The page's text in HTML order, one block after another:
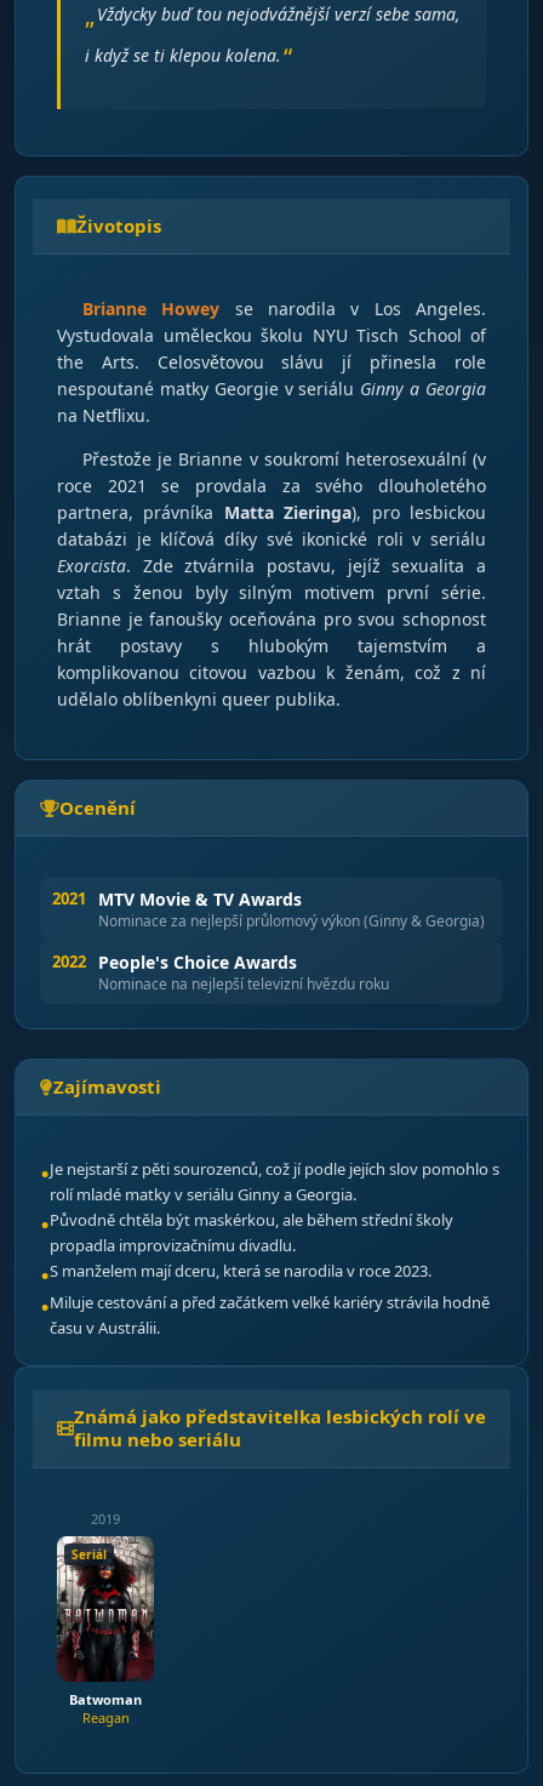
Vždycky buď tou nejodvážnější verzí sebe sama,
i když se ti klepou kolena.
Životopis
Brianne Howey se narodila v Los Angeles.
Vystudovala uměleckou školu NYU Tisch School of
the Arts. Celosvětovou slávu jí přinesla role
nespoutané matky Georgie v seriálu Ginny a Georgia
na Netflixu.
Přestože je Brianne v soukromí heterosexuální (v
roce 2021 se provdala za svého dlouholetého
partnera, právníka Matta Zieringa), pro lesbickou
databázi je klíčová díky své ikonické roli v seriálu
Exorcista. Zde ztvárnila postavu, jejíž sexualita a
vztah s ženou byly silným motivem první série.
Brianne je fanoušky oceňována pro svou schopnost
hrát postavy s hlubokým tajemstvím a
komplikovanou citovou vazbou k ženám, což z ní
udělalo oblíbenkyni queer publika.
Ocenění
2021 MTV Movie & TV Awards
Nominace za nejlepší průlomový výkon (Ginny & Georgia)
2022 People's Choice Awards
Nominace na nejlepší televizní hvězdu roku
Zajímavosti
Je nejstarší z pěti sourozenců, což jí podle jejích slov pomohlo s
rolí mladé matky v seriálu Ginny a Georgia.
Původně chtěla být maskérkou, ale během střední školy
propadla improvizačnímu divadlu.
S manželem mají dceru, která se narodila v roce 2023.
Miluje cestování a před začátkem velké kariéry strávila hodně
času v Austrálii.
Známá jako představitelka lesbických rolí ve
filmu nebo seriálu
2019
Seriál
Batwoman
Reagan